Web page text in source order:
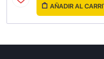
AÑADIR AL